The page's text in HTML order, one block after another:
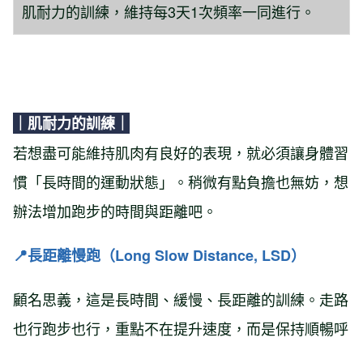
肌耐力的訓練，維持每3天1次頻率一同進行。
｜肌耐力的訓練｜
若想盡可能維持肌肉有良好的表現，就必須讓身體習
慣「長時間的運動狀態」。稍微有點負擔也無妨，想
辦法增加跑步的時間與距離吧。
📍長距離慢跑（Long Slow Distance, LSD）
顧名思義，這是長時間、緩慢、長距離的訓練。走路
也行跑步也行，重點不在提升速度，而是保持順暢呼